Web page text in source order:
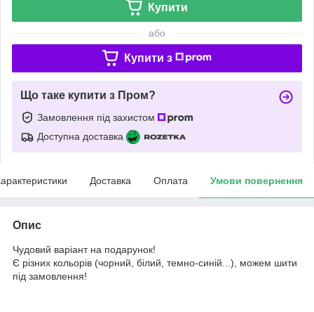
Купити
або
Купити з
Що таке купити з Пром?
Замовлення під захистом
Доступна доставка
Доставка Оплата Умови повернення
Опис
Чудовий варіант на подарунок!
Є різних кольорів (чорний, білий, темно-синій...), можем шити
під замовлення!